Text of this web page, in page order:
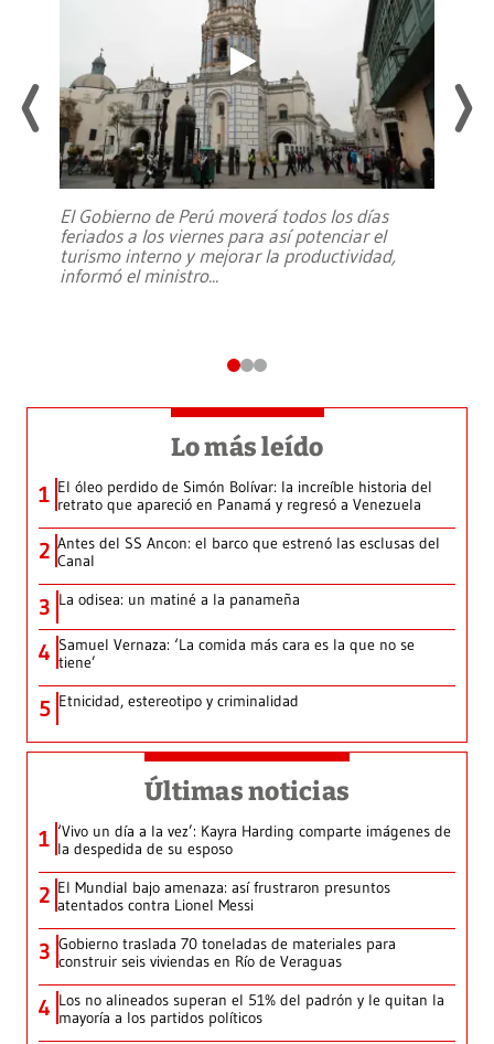
El Gobierno de Perú moverá todos los días
feriados a los viernes para así potenciar el
turismo interno y mejorar la productividad,
informó el ministro...
Lo más leído
1 El óleo perdido de Simón Bolívar: la increíble historia del
retrato que apareció en Panamá y regresó a Venezuela
2 Antes del SS Ancon: el barco que estrenó las esclusas del
Canal
3 La odisea: un matiné a la panameña
4 Samuel Vernaza: ‘La comida más cara es la que no se
tiene’
5 Etnicidad, estereotipo y criminalidad
Últimas noticias
1 ‘Vivo un día a la vez’: Kayra Harding comparte imágenes de
la despedida de su esposo
2 El Mundial bajo amenaza: así frustraron presuntos
atentados contra Lionel Messi
3 Gobierno traslada 70 toneladas de materiales para
construir seis viviendas en Río de Veraguas
4 Los no alineados superan el 51% del padrón y le quitan la
mayoría a los partidos políticos